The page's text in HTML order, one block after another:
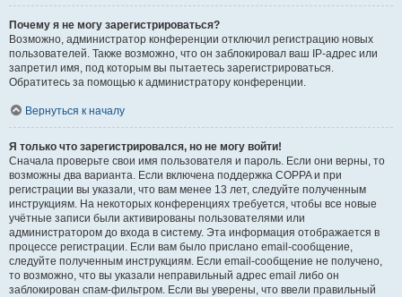
Почему я не могу зарегистрироваться?
Возможно, администратор конференции отключил регистрацию новых
пользователей. Также возможно, что он заблокировал ваш IP-адрес или
запретил имя, под которым вы пытаетесь зарегистрироваться.
Обратитесь за помощью к администратору конференции.
Вернуться к началу
Я только что зарегистрировался, но не могу войти!
Сначала проверьте свои имя пользователя и пароль. Если они верны, то
возможны два варианта. Если включена поддержка COPPA и при
регистрации вы указали, что вам менее 13 лет, следуйте полученным
инструкциям. На некоторых конференциях требуется, чтобы все новые
учётные записи были активированы пользователями или
администратором до входа в систему. Эта информация отображается в
процессе регистрации. Если вам было прислано email-сообщение,
следуйте полученным инструкциям. Если email-сообщение не получено,
то возможно, что вы указали неправильный адрес email либо он
заблокирован спам-фильтром. Если вы уверены, что ввели правильный